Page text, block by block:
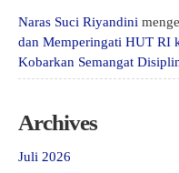
Naras Suci Riyandini
dan Memperingati HUT RI
Kobarkan Semangat
Archives
Juli 2026